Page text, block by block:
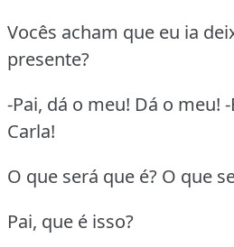
Vocês acham que eu ia
presente?
-Pai, dá o meu! Dá o meu!
Carla!
O que será que é? O que
Pai, que é isso?